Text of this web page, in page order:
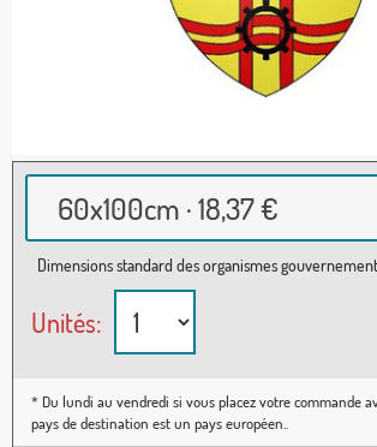
60x100cm · 18,37 €
Dimensions standard des organismes
Unités:
* Du lundi au vendredi si vous placez votre commande
pays de destination est un pays européen..